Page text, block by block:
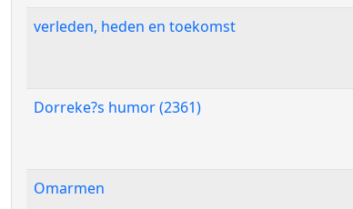
verleden, heden en toekomst
Dorreke?s humor (2361)
Omarmen